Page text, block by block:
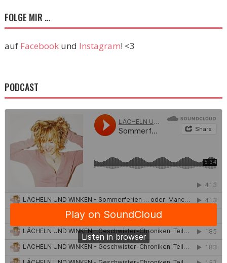
FOLGE MIR …
auf Facebookund Instagram! <3
PODCAST